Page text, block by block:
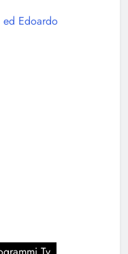
ed Edoardo